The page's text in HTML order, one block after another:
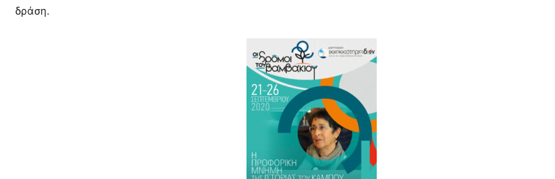
δράση.